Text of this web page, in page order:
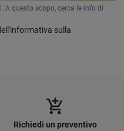
A questo scopo, cerca le info di
sulla
add_shopping_cart
Richiedi un preventivo